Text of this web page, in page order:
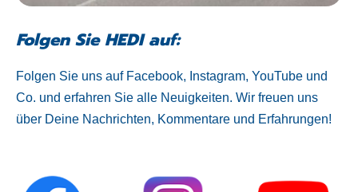
Folgen Sie HEDI auf:
Folgen Sie uns auf Facebook, Instagram, YouTube und
Co. und erfahren Sie alle Neuigkeiten. Wir freuen uns
über Deine Nachrichten, Kommentare und Erfahrungen!